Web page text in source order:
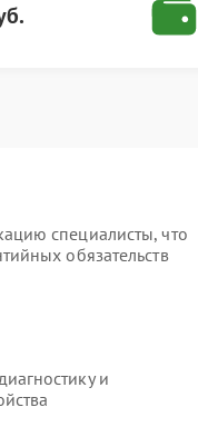
специалисты, что
обязательств
и